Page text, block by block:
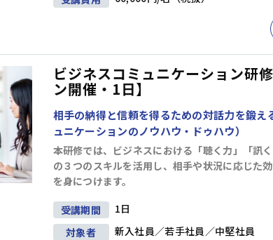
管理職・マネジャー
階層別研修 キャリアデザイン研修
ビジネススキル研修 アセスメント研修
部長・経営層
階層別研修 ビジネススキル研修
部下育成・コーチング プレゼンテーション
生産性向上・タイムマネジメント
プロジェクトマネジメント ビジネス文書・資料作成
ITリテラシー（PC・DX) 財務・会計
コンプライアンス・リスク管理
メンタルヘルス・ハラスメント防止 英語
リベラルアーツ・教養
ビジネスコミュニケーション研
ン開催・1日】
相手の納得と信頼を得るための対話力を鍛え
ュニケーションのノウハウ・ドゥハウ）
本研修では、ビジネスにおける「聴く力」「訊く
の３つのスキルを活用し、相手や状況に応じた効
を身につけます。
受講期間
1日
対象者
新入社員／若手社員／中堅社員